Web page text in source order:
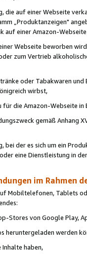
die auf einer Webseite
„Produktanzeigen"
auf einer Amazon-
Webseite beworben
zum Vertrieb
oder Tabakwaren
wirbst,
die Amazon-Webseite in
gemäß Anhang
der es sich um ein
eine Dienstleistung in
im Rahmen
Mobiltelefonen, Tablets
Stores von Google Play,
heruntergeladen werden
Inhalte haben,